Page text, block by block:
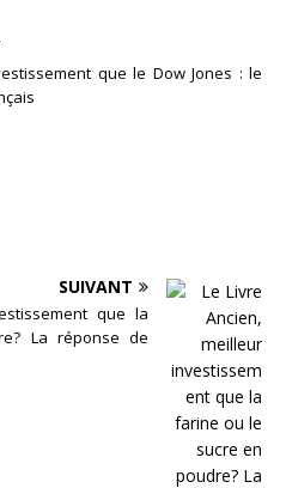
que le Dow Jones : le
SUIVANT
que la
La réponse de